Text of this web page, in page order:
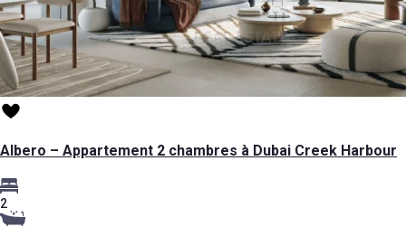
Albero – Appartement 2 chambres à Dubai Creek Harbour
2